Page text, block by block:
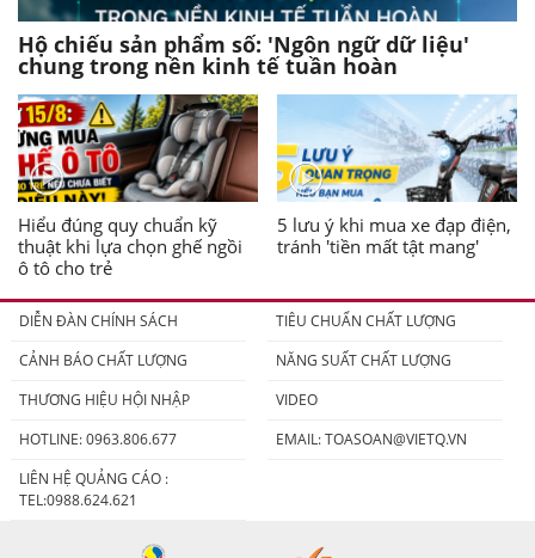
Hộ chiếu sản phẩm số: 'Ngôn ngữ dữ liệu'
chung trong nền kinh tế tuần hoàn
Hiểu đúng quy chuẩn kỹ
thuật khi lựa chọn ghế ngồi
ô tô cho trẻ
5 lưu ý khi mua xe đạp điện,
tránh 'tiền mất tật mang'
DIỄN ĐÀN CHÍNH SÁCH
TIÊU CHUẨN CHẤT LƯỢNG
CẢNH BÁO CHẤT LƯỢNG
NĂNG SUẤT CHẤT LƯỢNG
THƯƠNG HIỆU HỘI NHẬP
VIDEO
HOTLINE: 0963.806.677
EMAIL:TOASOAN@VIETQ.VN
LIÊN HỆ QUẢNG CÁO :
TEL:0988.624.621